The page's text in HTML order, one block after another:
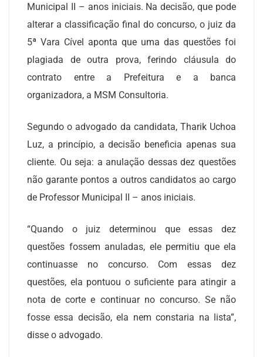
Municipal II – anos iniciais. Na decisão, que pode
alterar a classificação final do concurso, o juiz da
5ª Vara Cível aponta que uma das questões foi
plagiada de outra prova, ferindo cláusula do
contrato entre a Prefeitura e a banca
organizadora, a MSM Consultoria.
Segundo o advogado da candidata, Tharik Uchoa
Luz, a princípio, a decisão beneficia apenas sua
cliente. Ou seja: a anulação dessas dez questões
não garante pontos a outros candidatos ao cargo
de Professor Municipal II – anos iniciais.
“Quando o juiz determinou que essas dez
questões fossem anuladas, ele permitiu que ela
continuasse no concurso. Com essas dez
questões, ela pontuou o suficiente para atingir a
nota de corte e continuar no concurso. Se não
fosse essa decisão, ela nem constaria na lista”,
disse o advogado.